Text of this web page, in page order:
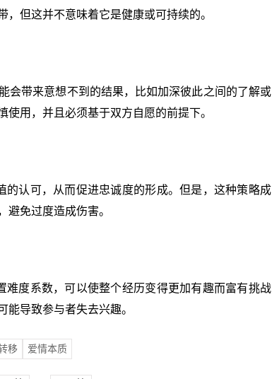
但这并不意味着它是健康或可持续的。
会带来意想不到的结果，比如加深彼此之间的了解或
用，并且必须基于双方自愿的前提下。
认可，从而促进忠诚度的形成。但是，这种策略成
避免过度造成伤害。
度系数，可以使整个经历变得更加有趣而富有挑战
能导致参与者失去兴趣。
移 爱情本质